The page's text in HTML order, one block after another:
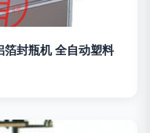
箔封瓶机 全自动塑料